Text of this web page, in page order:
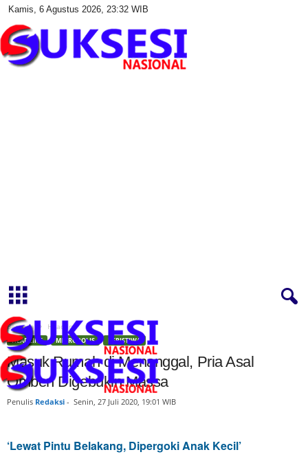
Kamis, 6 Agustus 2026, 23:32 WIB
Beranda Headline
HEADLINE METROPOLIS PERISTIWA
Masuk Rumah di Menanggal, Pria Asal
Omben Digebukin Massa
Penulis Redaksi - Senin, 27 Juli 2020, 19:01 WIB
‘Lewat Pintu Belakang, Dipergoki Anak Kecil’